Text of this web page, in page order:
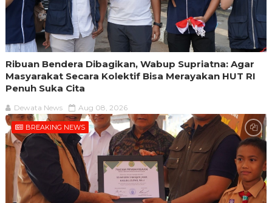
Ribuan Bendera Dibagikan, Wabup Supriatna: Agar
Masyarakat Secara Kolektif Bisa Merayakan HUT RI
Penuh Suka Cita
Dewata News Aug 08, 2026
BREAKING NEWS